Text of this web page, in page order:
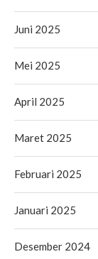
Juni 2025
Mei 2025
April 2025
Maret 2025
Februari 2025
Januari 2025
Desember 2024